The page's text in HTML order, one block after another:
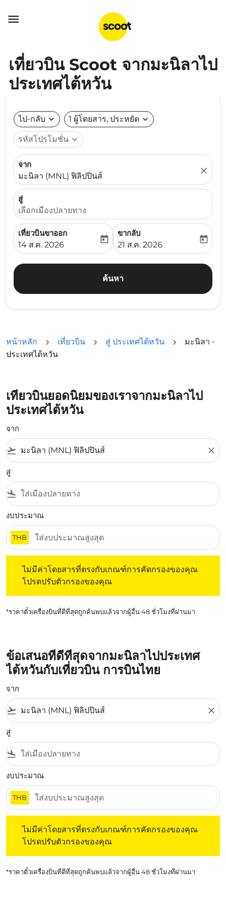

เที่ยวบิน Scoot จากมะนิลาไป
ประเทศไต้หวัน
ไป-กลับ expand_more 1 ผู้โดยสาร, ประหยัด expand_more
รหัสโปรโมชั่น expand_more
จาก
มะนิลา (MNL) ฟิลิปปินส์
close
สู่
เลือกเมืองปลายทาง
เที่ยวบินขาออก
fc-booking-departure-date-aria-label
14 ส.ค. 2026
today
ขากลับ
fc-booking-return-date-
21 ส.ค. 2026
today
ค้นหา
หน้าหลัก เที่ยวบิน สู่ ประเทศไต้หวัน
มะนิลา -
ประเทศไต้หวัน
เที่ยวบินยอดนิยมของเราจากมะนิลาไป
ประเทศไต้หวัน
จาก
flight_takeoff close
สู่
flight_land
งบประมาณ
THB
ไม่มีค่าโดยสารที่ตรงกับเกณฑ์การคัดกรองของคุณ
โปรดปรับตัวกรองของคุณ
*ราคาตั๋วเครื่องบินที่ดีที่สุดถูกค้นพบแล้วจากผู้อื่น 48 ชั่วโมงที่ผ่านมา
ข้อเสนอที่ดีที่สุดจากมะนิลาไปประเทศ
ไต้หวันกับเที่ยวบิน การบินไทย
จาก
flight_takeoff close
สู่
flight_land
งบประมาณ
THB
ไม่มีค่าโดยสารที่ตรงกับเกณฑ์การคัดกรองของคุณ
โปรดปรับตัวกรองของคุณ
*ราคาตั๋วเครื่องบินที่ดีที่สุดถูกค้นพบแล้วจากผู้อื่น 48 ชั่วโมงที่ผ่านมา